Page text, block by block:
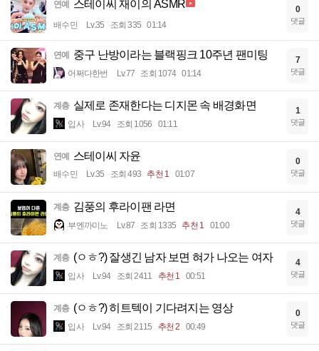
연예 스테이씨 재이의 ASMR
배수민 Lv.35 조회 335 01:14
0
댓글
연예 중구 난방이라는 블랙핑크 10주년 팬미팅
어쩌다한번 Lv.77 조회 1074 01:14
7
댓글
계층 실제로 존재한다는 디지몬 속 배경화면
입사 Lv.94 조회 1056 01:11
1
댓글
연예 스테이씨 자윤
배수민 Lv.35 조회 493 추천 1 01:07
0
댓글
계층 김풍의 후라이팬 라면
부엔까미노 Lv.87 조회 1335 추천 1 01:00
4
댓글
계층 (ㅇㅎ?) 잘생긴 남자 보면 혀가 나오는 여자
입사 Lv.94 조회 2411 추천 1 00:51
4
댓글
계층 (ㅇㅎ?) 히트텍이 기다려지는 영상
입사 Lv.94 조회 2115 추천 2 00:49
0
댓글